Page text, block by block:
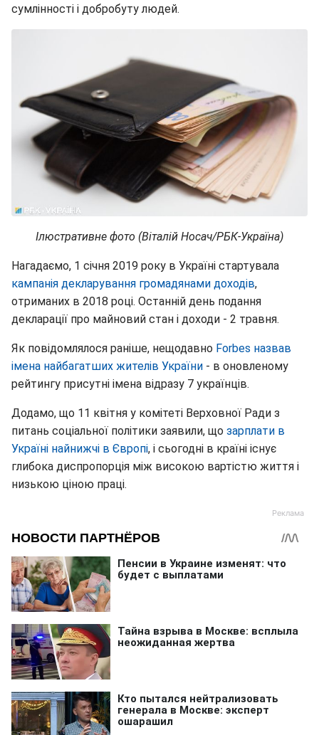
сумлінності і добробуту людей.
Ілюстративне фото (Віталій Носач/РБК-Україна)
Нагадаємо, 1 січня 2019 року в Україні стартувала
кампанія декларування громадянами доходів,
отриманих в 2018 році. Останній день подання
декларації про майновий стан і доходи - 2 травня.
Як повідомлялося раніше, нещодавно Forbes назвав
імена найбагатших жителів України - в оновленому
рейтингу присутні імена відразу 7 українців.
Додамо, що 11 квітня у комітеті Верховної Ради з
питань соціальної політики заявили, що зарплати в
Україні найнижчі в Європі, і сьогодні в країні існує
глибока диспропорція між високою вартістю життя і
низькою ціною праці.